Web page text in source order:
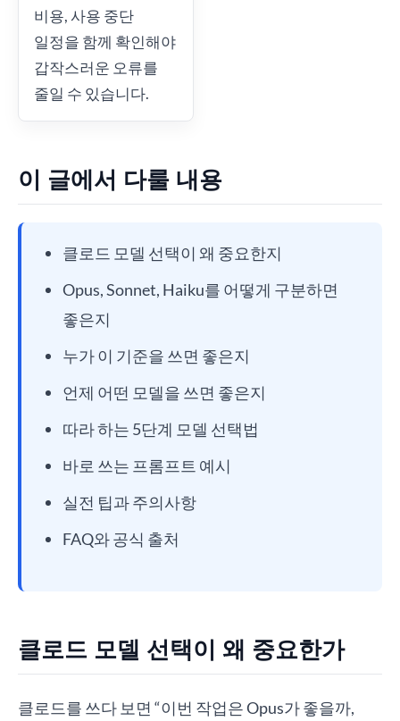
비용, 사용 중단
일정을 함께 확인해야
갑작스러운 오류를
줄일 수 있습니다.
이 글에서 다룰 내용
클로드 모델 선택이 왜 중요한지
Opus, Sonnet, Haiku를 어떻게 구분하면
좋은지
누가 이 기준을 쓰면 좋은지
언제 어떤 모델을 쓰면 좋은지
따라 하는 5단계 모델 선택법
바로 쓰는 프롬프트 예시
실전 팁과 주의사항
FAQ와 공식 출처
클로드 모델 선택이 왜 중요한가
클로드를 쓰다 보면 “이번 작업은 Opus가 좋을까,